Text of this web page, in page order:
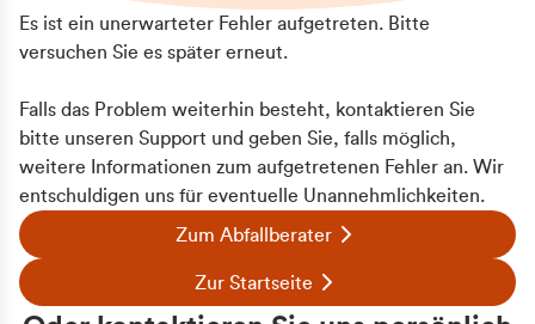
Es ist ein unerwarteter Fehler aufgetreten. Bitte
versuchen Sie es später erneut.
Falls das Problem weiterhin besteht, kontaktieren Sie
bitte unseren Support und geben Sie, falls möglich,
weitere Informationen zum aufgetretenen Fehler an. Wir
entschuldigen uns für eventuelle Unannehmlichkeiten.
Zum Abfallberater
Zur Startseite